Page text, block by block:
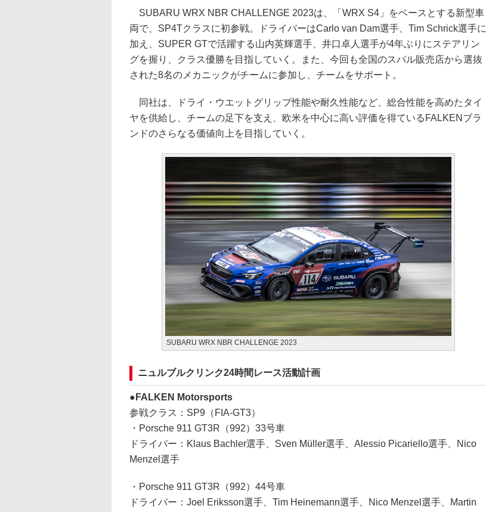
SUBARU WRX NBR CHALLENGE 2023は、「WRX S4」をベースとする新型車
両で、SP4Tクラスに初参戦。ドライバーはCarlo van Dam選手、Tim Schrick選手に
加え、SUPER GTで活躍する山内英輝選手、井口卓人選手が4年ぶりにステアリン
グを握り、クラス優勝を目指していく。また、今回も全国のスバル販売店から選抜
された8名のメカニックがチームに参加し、チームをサポート。
同社は、ドライ・ウエットグリップ性能や耐久性能など、総合性能を高めたタイ
ヤを供給し、チームの足下を支え、欧米を中心に高い評価を得ているFALKENブラ
ンドのさらなる価値向上を目指していく。
SUBARU WRX NBR CHALLENGE 2023
ニュルブルクリンク24時間レース活動計画
FALKEN Motorsports
参戦クラス：SP9（FIA-GT3）
・Porsche 911 GT3R（992）33号車
ドライバー：Klaus Bachler選手、Sven Müller選手、Alessio Picariello選手、Nico
Menzel選手
・Porsche 911 GT3R（992）44号車
ドライバー：Joel Eriksson選手、Tim Heinemann選手、Nico Menzel選手、Martin